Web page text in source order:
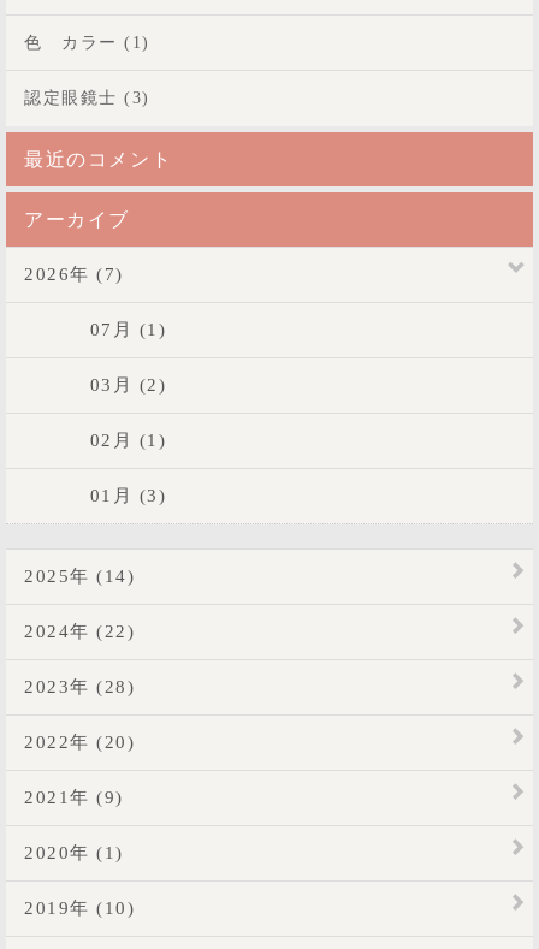
色 カラー (1)
認定眼鏡士 (3)
最近のコメント
アーカイブ
2026年 (7)
07月 (1)
03月 (2)
02月 (1)
01月 (3)
2025年 (14)
2024年 (22)
2023年 (28)
2022年 (20)
2021年 (9)
2020年 (1)
2019年 (10)